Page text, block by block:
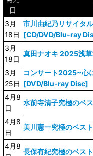
日
3月
18日
市川由紀乃リサイタ
[CD/DVD/Blu-ray
3月
18日
真田ナオキ 2025浅
3月
25日
コンサート2025~心
[DVD/Blu-ray Disc]
4月8
日
水前寺清子究極のベ
4月8
日
美川憲一究極のベス
4月8
長保有紀究極のベス